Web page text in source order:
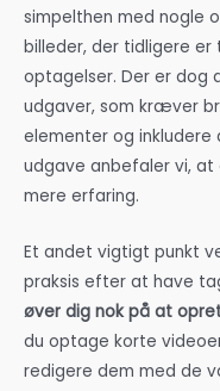
simpelthen med nogle
billeder, der tidligere
optagelser. Der er dog
udgaver, som kræver
elementer og inkludere
udgave anbefaler vi, at
mere erfaring.
Et andet vigtigt punkt
praksis efter at have
øver dig nok på at
du optage korte
redigere dem med de